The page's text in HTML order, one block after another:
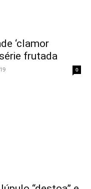
‘clamor
frutada
0